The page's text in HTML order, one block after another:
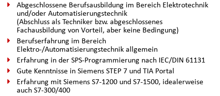
Abgeschlossene Berufsausbildung im Bereich Elektrotechnik
und/oder Automatisierungstechnik
(Abschluss als Techniker bzw. abgeschlossenes
Fachausbildung von Vorteil, aber keine Bedingung)
Berufserfahrung im Bereich
Elektro-/Automatisierungstechnik allgemein
Erfahrung in der SPS-Programmierung nach IEC/DIN 61131
Gute Kenntnisse in Siemens STEP 7 und TIA Portal
Erfahrung mit Siemens S7-1200 und S7-1500, idealerweise
auch S7-300/400